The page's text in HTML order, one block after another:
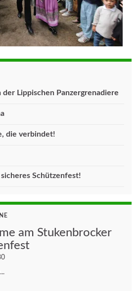
Lippischen Panzergrenadiere
die verbindet!
Schützenfest!
am Stukenbrocker